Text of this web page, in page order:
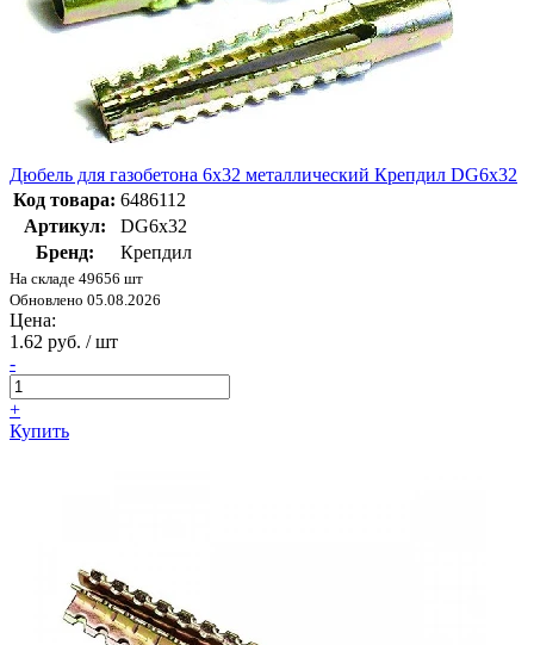
Дюбель для газобетона 6х32 металлический Крепдил DG6x32
Код товара: 6486112
Артикул:
DG6x32
Бренд:
Крепдил
На складе 49656 шт
Обновлено 05.08.2026
Цена:
1.62 руб. / шт
-
+
Купить